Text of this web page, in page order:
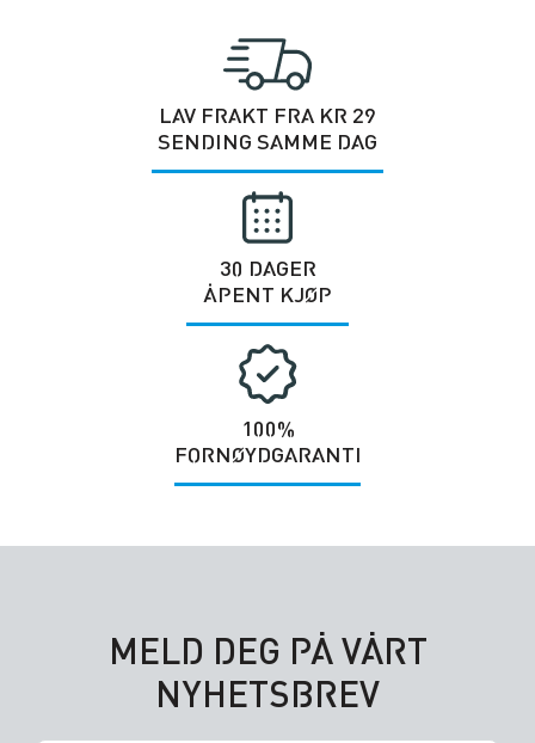
LAV FRAKT FRA KR 29
SENDING SAMME DAG
30 DAGER
ÅPENT KJØP
100%
FORNØYDGARANTI
MELD DEG PÅ VÅRT
NYHETSBREV